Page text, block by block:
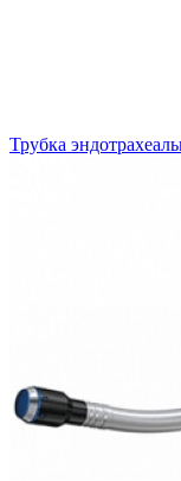
Трубка